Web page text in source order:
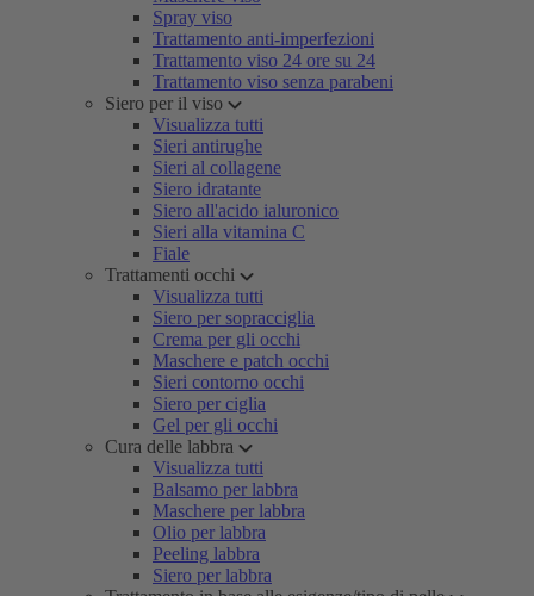
Spray viso
Trattamento anti-imperfezioni
Trattamento viso 24 ore su 24
Trattamento viso senza parabeni
Siero per il viso
Visualizza tutti
Sieri antirughe
Sieri al collagene
Siero idratante
Siero all'acido ialuronico
Sieri alla vitamina C
Fiale
Trattamenti occhi
Visualizza tutti
Siero per sopracciglia
Crema per gli occhi
Maschere e patch occhi
Sieri contorno occhi
Siero per ciglia
Gel per gli occhi
Cura delle labbra
Visualizza tutti
Balsamo per labbra
Maschere per labbra
Olio per labbra
Peeling labbra
Siero per labbra